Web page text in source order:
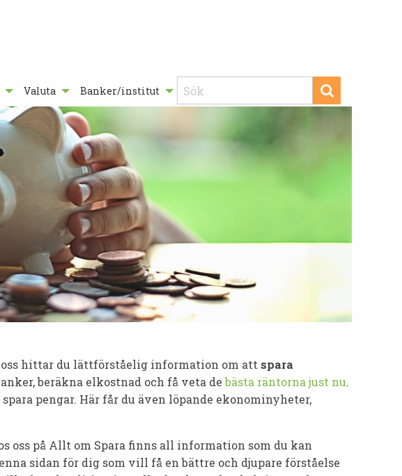
Valuta Banker/institut
hittar du lättförståelig information om att spara
beräkna elkostnad och få veta debästa räntorna just nu.
pengar. Här får du även löpande ekonominyheter,
på Allt om Spara finns all information som du kan
sidan för dig som vill få en bättre och djupare förståelse